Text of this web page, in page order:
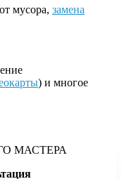
мусора, замена
) и многое
МАСТЕРА